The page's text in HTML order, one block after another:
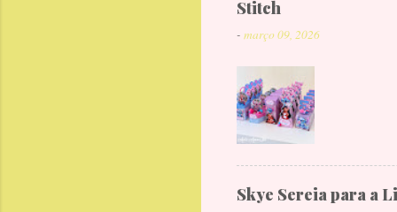
Stitch
- março 09, 2026
Skye Sereia para a